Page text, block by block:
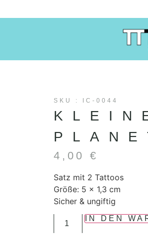
SKU : IC-0044
4,00 €
Satz mit 2 Tattoos
Größe: 5 x 1,3 cm
Sicher & ungiftig
IN DEN